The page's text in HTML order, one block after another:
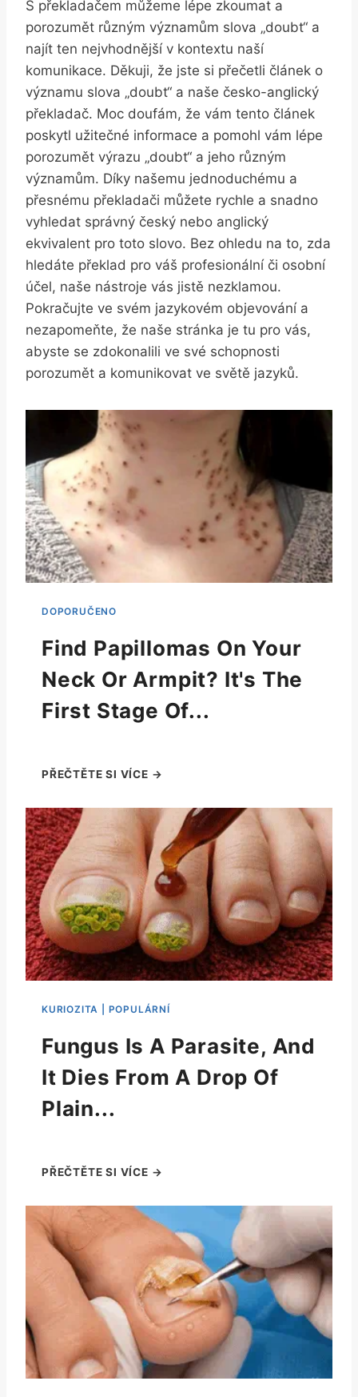
S překladačem můžeme lépe zkoumat a
porozumět různým významům slova „doubt“ a
najít ten nejvhodnější v kontextu naší
komunikace. Děkuji, že jste si přečetli článek o
významu slova „doubt“ a naše česko-anglický
překladač. Moc doufám, že vám tento článek
poskytl užitečné informace a pomohl vám lépe
porozumět výrazu „doubt“ a jeho různým
významům. Díky našemu jednoduchému a
přesnému překladači můžete rychle a snadno
vyhledat správný český nebo anglický
ekvivalent pro toto slovo. Bez ohledu na to, zda
hledáte překlad pro váš profesionální či osobní
účel, naše nástroje vás jistě nezklamou.
Pokračujte ve svém jazykovém objevování a
nezapomeňte, že naše stránka je tu pro vás,
abyste se zdokonalili ve své schopnosti
porozumět a komunikovat ve světě jazyků.
Find Papillomas On Your
Neck Or Armpit? It's The
First Stage Of...
Fungus Is A Parasite, And
It Dies From A Drop Of
Plain...